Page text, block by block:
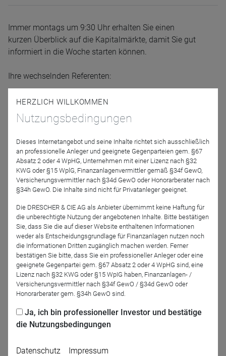
Immer montags um 9:30 Uhr erhalten Sie einen
kurzen Überblick auf die Kapitalmärkte, damit Sie gut
informiert in die Woche starten können.
Ihre wechselnden Referenten:
Dr. Martin Moryson, Chefvolkswirt Europa, DWS
Moderation: Tom Hecky
Einwahldaten:
Zoom-Webinar, mit Folienanzeigehttps://dws.zoom.us/j/98884024967?
Telefoneinwahl 069-50 500 951 + Sitzungs-ID 9888 4024 967# + Teilnehmer-
ID # + Sitzungs-Passwort 303000#; (iPhone-freundlich
+496950500951,,98884024967#,,,,*303000# )
Zurück
HERZLICH WILLKOMMEN
Nutzungsbedingungen
Dieses Internetangebot und seine Inhalte richtet sich ausschließlich
an professionelle Anleger und geeignete Gegenparteien gem. §67
Absatz 2 oder 4 WpHG, Unternehmen mit einer Lizenz nach §32
KWG oder §15 WplG, Finanzanlagenvermittler gemäß §34f GewO,
Versicherungsvermittler nach §34d GewO oder Honorarberater nach
§34h GewO. Die Inhalte sind nicht für Privatanleger geeignet.
Die DRESCHER & CIE AG als Anbieter übernimmt keine Haftung für
die unberechtigte Nutzung der angebotenen Inhalte. Bitte bestätigen
Sie, dass Sie die auf dieser Website enthaltenen Informationen
weder als Entscheidungsgrundlage für Finanzanlagen nutzen noch
die Informationen Dritten zugänglich machen werden. Ferner
bestätigen Sie bitte, dass Sie ein professioneller Anleger oder eine
geeignete Gegenpartei gem. §67 Absatz 2 oder 4 WpHG sind, eine
Lizenz nach §32 KWG oder §15 WpIG haben, Finanzanlagen- /
Versicherungsvermittler nach §34f GewO / §34d GewO oder
Honorarberater gem. §34h GewO sind.
Ja, ich bin professioneller Investor und bestätige
die Nutzungsbedingungen
Datenschutz Impressum